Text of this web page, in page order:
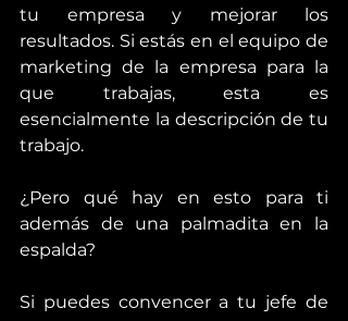
tu empresa y mejorar los
resultados. Si estás en el equipo de
marketing de la empresa para la
que trabajas, esta es
esencialmente la descripción de tu
trabajo.
¿Pero qué hay en esto para ti
además de una palmadita en la
espalda?
Si puedes convencer a tu jefe de